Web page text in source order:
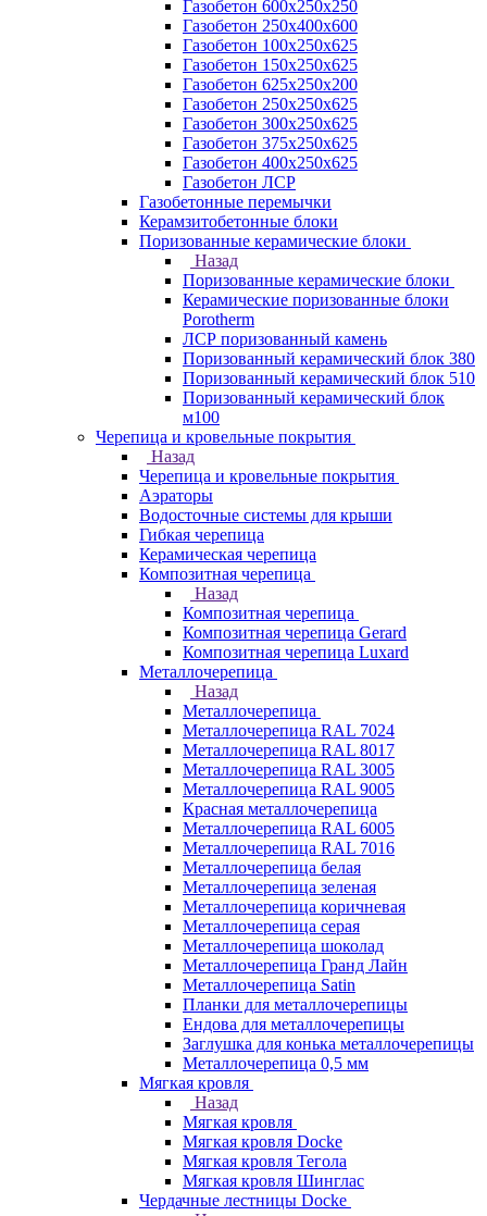
Газобетон 600x250x250
Газобетон 250x400x600
Газобетон 100х250х625
Газобетон 150х250х625
Газобетон 625х250х200
Газобетон 250х250х625
Газобетон 300х250х625
Газобетон 375х250х625
Газобетон 400х250х625
Газобетон ЛСР
Газобетонные перемычки
Керамзитобетонные блоки
Поризованные керамические блоки
Назад
Поризованные керамические блоки
Керамические поризованные блоки
Porotherm
ЛСР поризованный камень
Поризованный керамический блок 380
Поризованный керамический блок 510
Поризованный керамический блок
м100
Черепица и кровельные покрытия
Назад
Черепица и кровельные покрытия
Аэраторы
Водосточные системы для крыши
Гибкая черепица
Керамическая черепица
Композитная черепица
Назад
Композитная черепица
Композитная черепица Gerard
Композитная черепица Luxard
Металлочерепица
Назад
Металлочерепица
Металлочерепица RAL 7024
Металлочерепица RAL 8017
Металлочерепица RAL 3005
Металлочерепица RAL 9005
Красная металлочерепица
Металлочерепица RAL 6005
Металлочерепица RAL 7016
Металлочерепица белая
Металлочерепица зеленая
Металлочерепица коричневая
Металлочерепица серая
Металлочерепица шоколад
Металлочерепица Гранд Лайн
Металлочерепица Satin
Планки для металлочерепицы
Ендова для металлочерепицы
Заглушка для конька металлочерепицы
Металлочерепица 0,5 мм
Мягкая кровля
Назад
Мягкая кровля
Мягкая кровля Docke
Мягкая кровля Тегола
Мягкая кровля Шинглас
Чердачные лестницы Docke